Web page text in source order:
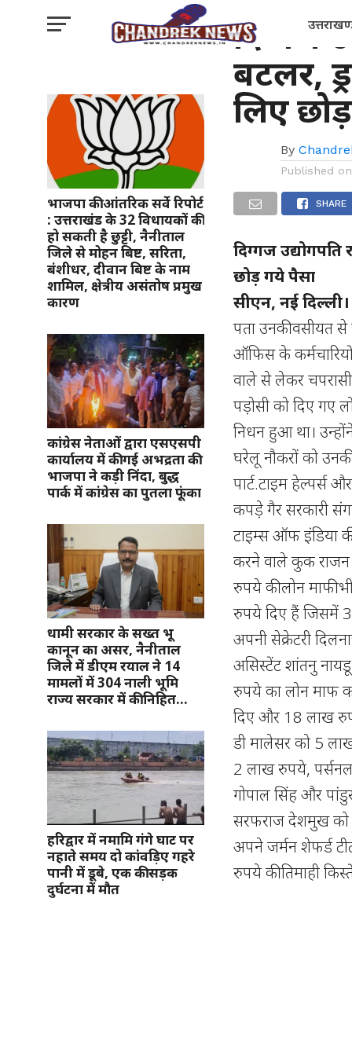
भाजपा की आंतरिक सर्वे रिपोर्ट
: उत्तराखंड के 32 विधायकों की
हो सकती है छुट्टी, नैनीताल
जिले से मोहन बिष्ट, सरिता,
बंशीधर, दीवान बिष्ट के नाम
शामिल, क्षेत्रीय असंतोष प्रमुख
कारण
कांग्रेस नेताओं द्वारा एसएसपी
कार्यालय में की गई अभद्रता की
भाजपा ने कड़ी निंदा, बुद्ध
पार्क में कांग्रेस का पुतला फूंका
धामी सरकार के सख्त भू
कानून का असर, नैनीताल
जिले में डीएम रयाल ने 14
मामलों में 304 नाली भूमि
राज्य सरकार में की निहित…
हरिद्वार में नमामि गंगे घाट पर
नहाते समय दो कांवड़िए गहरे
पानी में डूबे, एक की सड़क
दुर्घटना में मौत
दिग्गज
बटलर,
लिए
By
Published on
SHARE
दिग्गज
छोड़ गये पैसा
सीएन, नई
पता उनकी वसीयत
ऑफिस के
वाले से लेकर
पड़ोसी को दिए गए
निधन हुआ था।
घरेलू नौकरों को
पार्ट.टाइम हेल्पर्स
कपड़े गैर सरकारी
टाइम्स ऑफ इंडिया
करने वाले कुक राजन
रुपये की लोन माफी
रुपये दिए हैं जिसमें
अपनी सेक्रेटरी
असिस्टेंट शांतनु
रुपये का लोन माफ
दिए और 18 लाख
डी मालेसर को 5
2 लाख रुपये,
गोपाल सिंह और
सरफराज देशमुख को
अपने जर्मन शेफर्ड
रुपये की तिमाही